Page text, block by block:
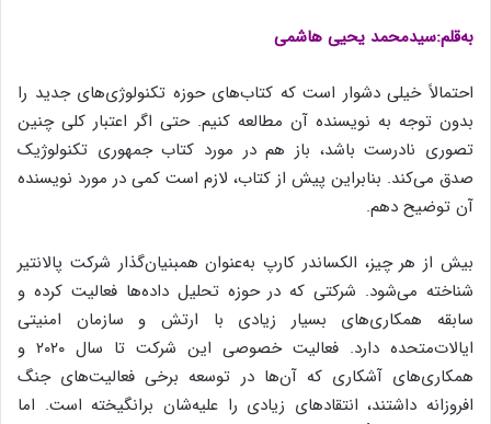
به‌قلم:سیدمحمد یحیی هاشمی
احتمالاً خیلی دشوار است که کتاب‌های حوزه تکنولوژی‌های جدید را
بدون توجه به نویسنده آن مطالعه کنیم. حتی اگر اعتبار کلی چنین
تصوری نادرست باشد، باز هم در مورد کتاب جمهوری تکنولوژیک
صدق می‌کند. بنابراین پیش از کتاب، لازم است کمی در مورد نویسنده
آن توضیح دهم.
بیش از هر چیز، الکساندر کارپ به‌عنوان هم­بنیان‌گذار شرکت پالانتیر
شناخته می‌شود. شرکتی که در حوزه تحلیل داده‌ها فعالیت کرده و
سابقه همکاری‌های بسیار زیادی با ارتش و سازمان امنیتی
ایالات‌متحده دارد. فعالیت خصوصی این شرکت تا سال ۲۰۲۰ و
همکاری‌های آشکاری که آن‌ها در توسعه برخی فعالیت‌های جنگ
افروزانه داشتند، انتقادهای زیادی را علیه‌شان برانگیخته است. اما